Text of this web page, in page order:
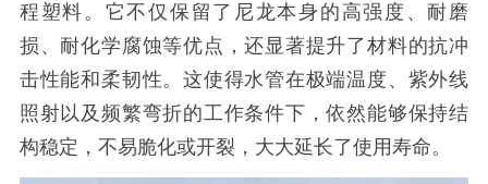
程塑料。它不仅保留了尼龙本身的高强度、耐磨
损、耐化学腐蚀等优点，还显著提升了材料的抗冲
击性能和柔韧性。这使得水管在极端温度、紫外线
照射以及频繁弯折的工作条件下，依然能够保持结
构稳定，不易脆化或开裂，大大延长了使用寿命。